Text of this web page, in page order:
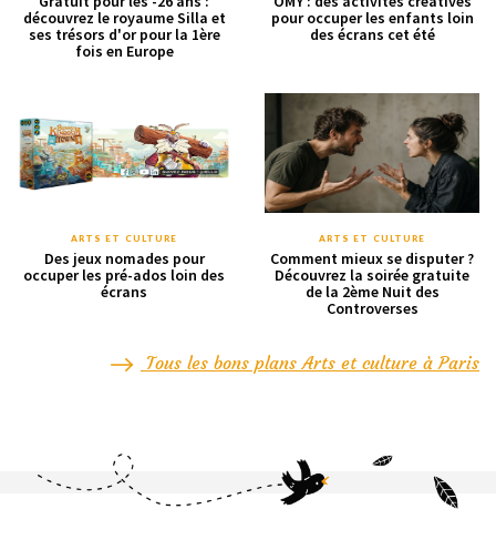
découvrez le royaume Silla et
ses trésors d'or pour la 1ère
fois en Europe
pour occuper les enfants loin
des écrans cet été
ARTS ET CULTURE
Des jeux nomades pour
occuper les pré-ados loin des
écrans
ARTS ET CULTURE
Comment mieux se disputer ?
Découvrez la soirée gratuite
de la 2ème Nuit des
Controverses
Tous les bons plans Arts et culture à Paris